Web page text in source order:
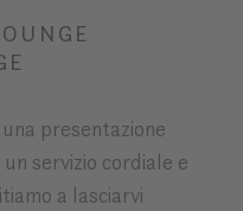
presentazione
servizio cordiale e
a lasciarvi